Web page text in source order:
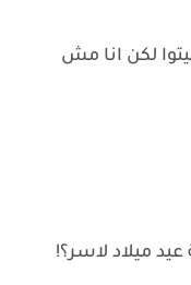
لكن انا مش
ميلاد لاسر؟!